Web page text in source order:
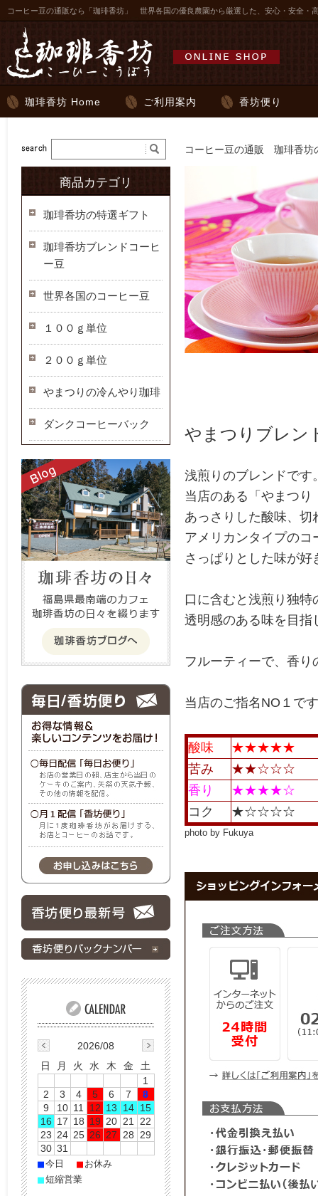
コーヒー豆の通販なら「珈琲香坊」 世界各国の優良農園から厳選した、安心・安全・
珈琲香坊 Home ご利用案内 香坊便り
コーヒー豆の通販 珈琲香坊
やまつりブレ
浅煎りのブレンドです
当店のある「やまつ
あっさりした酸味、
アメリカンタイプのコ
さっぱりとした味が
口に含むと浅煎り独
透明感のある味を目指
フルーティーで、香
当店のご指名NO１で
酸味
★★★★★
苦み
★★☆☆☆
香り
★★★★☆
コク
★☆☆☆☆
photo by Fukuya
商品カテゴリ
珈琲香坊の特選ギフト
珈琲香坊ブレンドコーヒ
ー豆
世界各国のコーヒー豆
１００ｇ単位
２００ｇ単位
やまつりの冷んやり珈琲
ダンクコーヒーバック
2026/08
日
月 火 水 木 金
土
1
2
3 4 5 6 7
8
9
10 11 12 13 14 15
16 17 18 19 20 21
22
23 24 25 26 27 28
29
30 31
■今日 ■ お休み
■短縮営業